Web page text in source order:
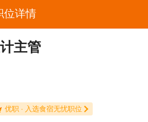
位详情
主管
优职 · 入选食宿无忧职位